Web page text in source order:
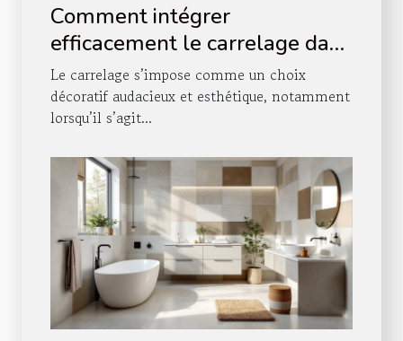
Comment intégrer
efficacement le carrelage dans
votre décoration d'escalier ?
Le carrelage s’impose comme un choix
décoratif audacieux et esthétique, notamment
lorsqu’il s’agit...